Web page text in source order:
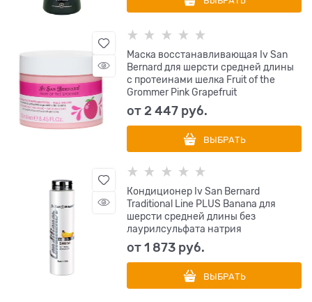
Маска восстанавливающая Iv San
Bernard для шерсти средней длины
с протеинами шелка Fruit of the
Grommer Pink Grapefruit
от2 447 руб.
ВЫБРАТЬ
Кондиционер Iv San Bernard
Traditional Line PLUS Banana для
шерсти средней длины без
лаурилсульфата натрия
от1 873 руб.
ВЫБРАТЬ